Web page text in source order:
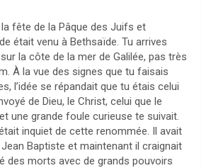
fête de la Pâque des Juifs et
était venu à Bethsaïde. Tu arrives
la côte de la mer de Galilée, pas très
À la vue des signes que tu faisais
l’idée se répandait que tu étais celui
de Dieu, le Christ, celui que le
une grande foule curieuse te suivait.
inquiet de cette renommée. Il avait
Baptiste et maintenant il craignait
des morts avec de grands pouvoirs